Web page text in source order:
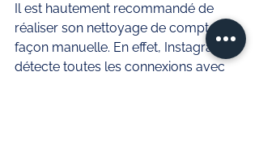
Il est hautement recommandé de
réaliser son nettoyage de compte de
façon manuelle. En effet, Instagram
détecte toutes les connexions avec